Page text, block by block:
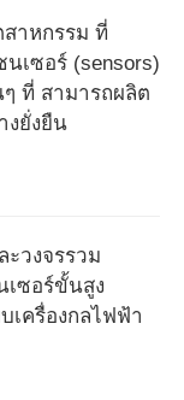
าหกรรม ที่
เซอร์ (sensors)
ที่ สามารถผลิต
งยั่งยืน
วงจรรวม
เซอร์ขั้นสูง
เครื่องกลไฟฟ้า